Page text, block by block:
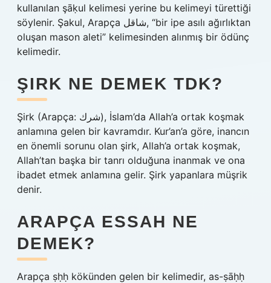
kullanılan şāḳul kelimesi yerine bu kelimeyi türettiği
söylenir. Şakul, Arapça شاقل, “bir ipe asılı ağırlıktan
oluşan mason aleti” kelimesinden alınmış bir ödünç
kelimedir.
ŞIRK NE DEMEK TDK?
Şirk (Arapça: شرك), İslam’da Allah’a ortak koşmak
anlamına gelen bir kavramdır. Kur’an’a göre, inancın
en önemli sorunu olan şirk, Allah’a ortak koşmak,
Allah’tan başka bir tanrı olduğuna inanmak ve ona
ibadet etmek anlamına gelir. Şirk yapanlara müşrik
denir.
ARAPÇA ESSAH NE
DEMEK?
Arapça ṣḥḥ kökünden gelen bir kelimedir, as-ṣāḥḥ